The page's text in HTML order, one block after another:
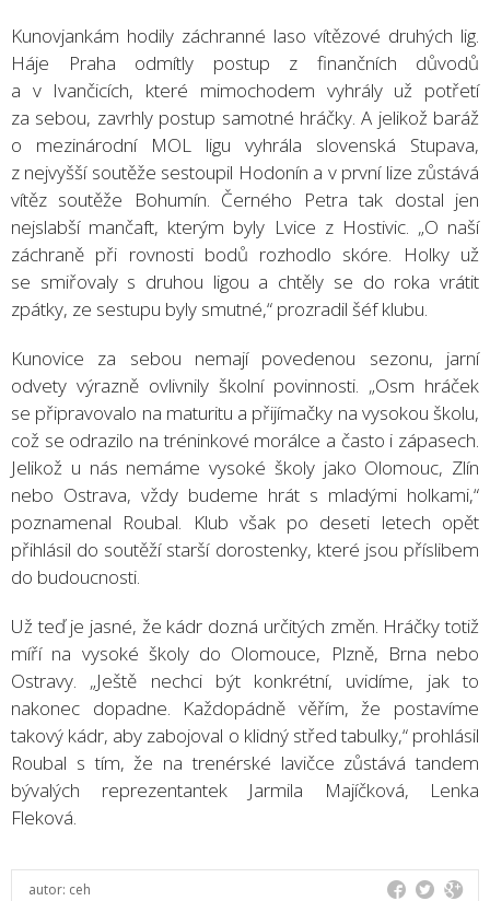
Kunovjankám hodily záchranné laso vítězové druhých lig.
Háje Praha odmítly postup z finančních důvodů
a v Ivančicích, které mimochodem vyhrály už potřetí
za sebou, zavrhly postup samotné hráčky. A jelikož baráž
o mezinárodní MOL ligu vyhrála slovenská Stupava,
z nejvyšší soutěže sestoupil Hodonín a v první lize zůstává
vítěz soutěže Bohumín. Černého Petra tak dostal jen
nejslabší mančaft, kterým byly Lvice z Hostivic. „O naší
záchraně při rovnosti bodů rozhodlo skóre. Holky už
se smiřovaly s druhou ligou a chtěly se do roka vrátit
zpátky, ze sestupu byly smutné,“ prozradil šéf klubu.
Kunovice za sebou nemají povedenou sezonu, jarní
odvety výrazně ovlivnily školní povinnosti. „Osm hráček
se připravovalo na maturitu a přijímačky na vysokou školu,
což se odrazilo na tréninkové morálce a často i zápasech.
Jelikož u nás nemáme vysoké školy jako Olomouc, Zlín
nebo Ostrava, vždy budeme hrát s mladými holkami,“
poznamenal Roubal. Klub však po deseti letech opět
přihlásil do soutěží starší dorostenky, které jsou příslibem
do budoucnosti.
Už teď je jasné, že kádr dozná určitých změn. Hráčky totiž
míří na vysoké školy do Olomouce, Plzně, Brna nebo
Ostravy. „Ještě nechci být konkrétní, uvidíme, jak to
nakonec dopadne. Každopádně věřím, že postavíme
takový kádr, aby zabojoval o klidný střed tabulky,“ prohlásil
Roubal s tím, že na trenérské lavičce zůstává tandem
bývalých reprezentantek Jarmila Majíčková, Lenka
Fleková.
autor: ceh